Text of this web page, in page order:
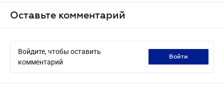
Оставьте комментарий
Войдите, чтобы оставить
комментарий
войти